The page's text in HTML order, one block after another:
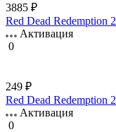
3885 ₽
Red Dead Redemption 2
Активация
0
249 ₽
Red Dead Redemption 2
Активация
0